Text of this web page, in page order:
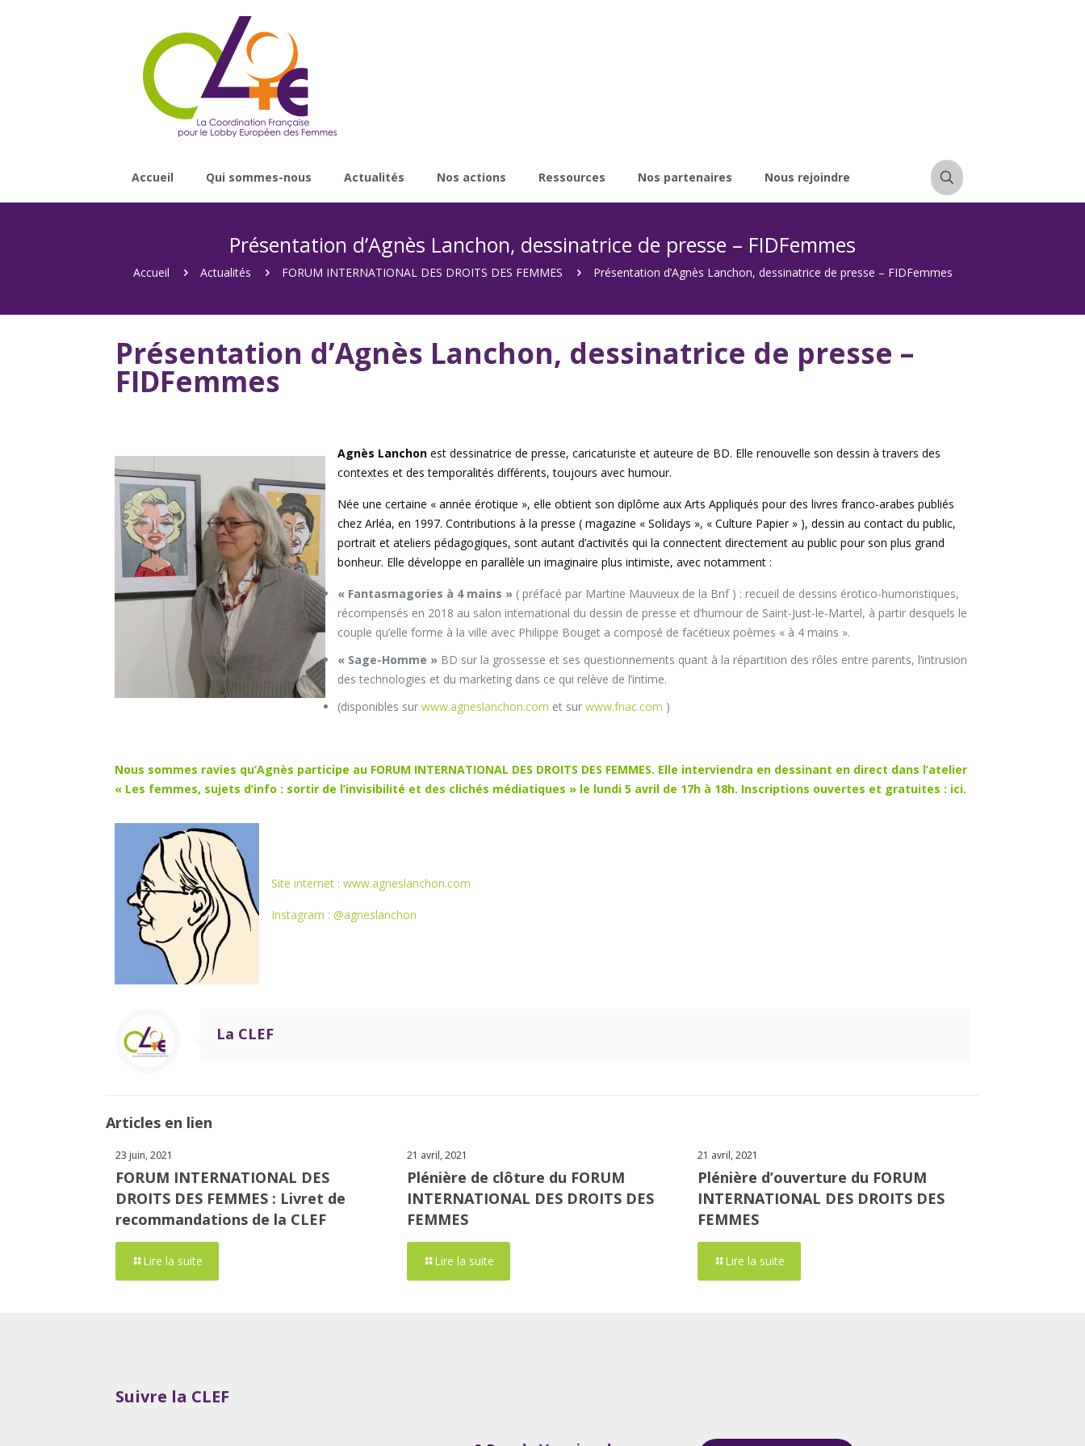
Accueil Qui sommes-nous Actualités Nos actions Ressources Nos partenaires Nous rejoindre
Présentation d’Agnès Lanchon, dessinatrice de presse – FIDFemmes
Accueil Actualités FORUM INTERNATIONAL DES DROITS DES FEMMES Présentation d’Agnès Lanchon, dessinatrice de presse – FIDFemmes
Présentation d’Agnès Lanchon, dessinatrice de presse –
FIDFemmes
Agnès Lanchonest dessinatrice de presse, caricaturiste et auteure de BD. Elle renouvelle son dessin à travers des
contextes et des temporalités différents, toujours avec humour.
Née une certaine « année érotique », elle obtient son diplôme aux Arts Appliqués pour des livres franco-arabes publiés
chez Arléa, en 1997. Contributions à la presse ( magazine « Solidays », « Culture Papier » ), dessin au contact du public,
portrait et ateliers pédagogiques, sont autant d’activités qui la connectent directement au public pour son plus grand
bonheur. Elle développe en parallèle un imaginaire plus intimiste, avec notamment :
« Fantasmagories à 4 mains » ( préfacé par Martine Mauvieux de la Bnf ) : recueil de dessins érotico-humoristiques,
récompensés en 2018 au salon international du dessin de presse et d’humour de Saint-Just-le-Martel, à partir desquels le
couple qu’elle forme à la ville avec Philippe Bouget a composé de facétieux poèmes « à 4 mains ».
« Sage-Homme »BD sur la grossesse et ses questionnements quant à la répartition des rôles entre parents, l’intrusion
des technologies et du marketing dans ce qui relève de l’intime.
(disponibles sur www.agneslanchon.com et sur www.fnac.com )
Nous sommes ravies qu’Agnès participe au FORUM INTERNATIONAL DES DROITS DES FEMMES. Elle interviendra en dessinant en direct dans l’atelier
« Les femmes, sujets d’info : sortir de l’invisibilité et des clichés médiatiques » le lundi 5 avril de 17h à 18h. Inscriptions ouvertes et gratuites : ici.
Site internet : www.agneslanchon.com
Instagram : @agneslanchon
La CLEF
Articles en lien
23 juin, 2021
FORUM INTERNATIONAL DES
DROITS DES FEMMES : Livret de
recommandations de la CLEF
Lire la suite
21 avril, 2021
Plénière de clôture du FORUM
INTERNATIONAL DES DROITS DES
FEMMES
Lire la suite
21 avril, 2021
Plénière d’ouverture du FORUM
INTERNATIONAL DES DROITS DES
FEMMES
Lire la suite
Suivre la CLEF